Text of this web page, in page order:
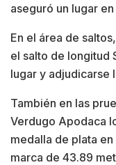
aseguró un lugar
En el área de
el salto de longitud
lugar y adjudicarse
También en las
Verdugo Apodaca
medalla de plata
marca de 43.89